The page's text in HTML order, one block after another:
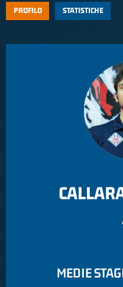
PROFILO STATISTICHE
MEDIE